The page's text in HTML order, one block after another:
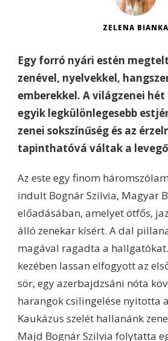
ZELENA BIANKA
Egy forró nyári estén
zenével, nyelvekkel,
emberekkel. A világzenei hét
egyik legkülönlegesebb
zenei sokszínűség és az
tapinthatóvá váltak a
Az este egy finom
indult Bognár Szilvia, Magyar
előadásában, amelyet ötfős,
álló zenekar kísért. A dal
magával ragadta a
kezében lassan elfogyott az
sör, egy azerbajdzsáni nóta
harangok csilingelése nyitotta
Kaukázus szelét hallanánk
Majd Bognár Szilvia folytatta